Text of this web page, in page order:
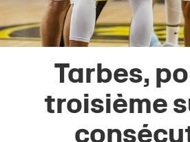
Tarbes,
troisième